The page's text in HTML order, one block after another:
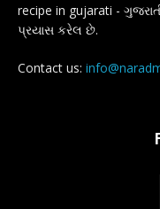
recipe in gujarati -
પ્રયાસ કરેલ છે.
Contact us: